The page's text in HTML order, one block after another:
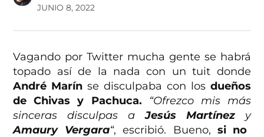
JUNIO 8, 2022
Vagando por Twitter mucha gente se habrá
topado así de la nada con un tuit donde
André Marín se disculpaba con losdueños
de Chivas y Pachuca.
“Ofrezco mis más
sinceras disculpas aJesús Martínezy
Amaury Vergara“, escribió. Bueno, si no